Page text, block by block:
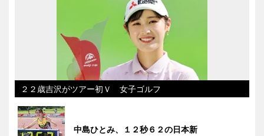
２２歳吉沢がツアー初Ｖ 女子ゴルフ
中島ひとみ、１２秒６２の日本新